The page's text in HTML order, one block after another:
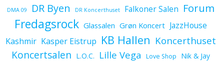
DMA 09 DR Byen DR Koncerthuset Falkoner Salen Forum
Fredagsrock Glassalen Grøn Koncert JazzHouse
Kashmir Kasper Eistrup KB Hallen Koncerthuset
Koncertsalen L.O.C. Lille Vega Love Shop Nik & Jay